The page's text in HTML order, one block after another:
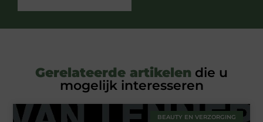
Gerelateerde artikelen die u
mogelijk interesseren
BEAUTY EN VERZORGING